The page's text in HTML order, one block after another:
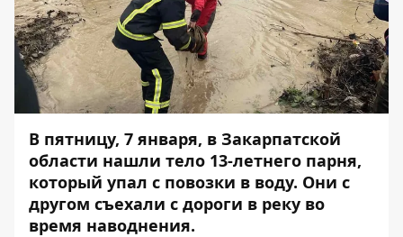
В пятницу, 7 января, в Закарпатской
области нашли тело 13-летнего парня,
который упал с повозки в воду. Они с
другом съехали с дороги в реку во
время наводнения.